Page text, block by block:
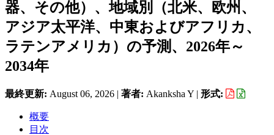
器、その他）、地域別（北米、欧州、
アジア太平洋、中東およびアフリカ、
ラテンアメリカ）の予測、2026年～
2034年
最終更新: August 06, 2026 | 著者: Akanksha Y | 形式:
概要
目次